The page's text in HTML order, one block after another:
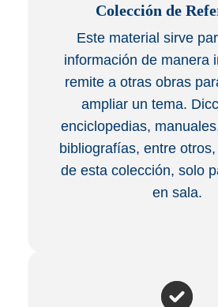
Colección de
Este material sirve
información de manera
remite a otras obras
ampliar un tema.
enciclopedias,
bibliografías, entre
de esta colección, solo
en sala.